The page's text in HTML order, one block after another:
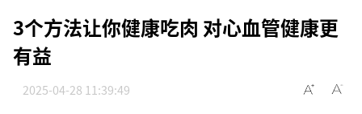
3个方法让你健康吃肉 对心血管健康更
有益
2025-04-28 11:39:49